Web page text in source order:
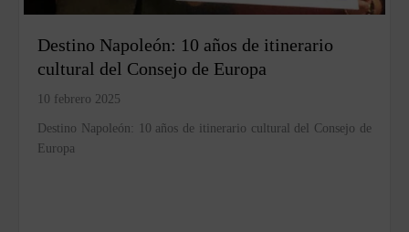
Destino Napoleón: 10 años de itinerario
cultural del Consejo de Europa
10 febrero 2025
Destino Napoleón: 10 años de itinerario cultural del Consejo de
Europa